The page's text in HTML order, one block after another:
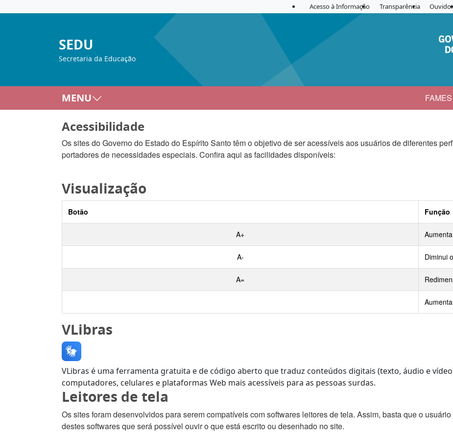
Acesso à Informação Transparência
SEDU
Secretaria da Educação
MENU FAMES
Acessibilidade
Os sites do Governo do Estado do Espírito Santo têm o objetivo de ser acessíveis aos usuários de diferentes
portadores de necessidades especiais. Confira aqui as facilidades disponíveis:
Visualização
Botão Função
A+
A- Diminui
A=
VLibras
VLibras é uma ferramenta gratuita e de código aberto que traduz conteúdos digitais (texto, áudio e
computadores, celulares e plataformas Web mais acessíveis para as pessoas surdas.
Leitores de tela
Os sites foram desenvolvidos para serem compatíveis com softwares leitores de tela. Assim, basta que o
destes softwares que será possível ouvir o que está escrito ou desenhado no site.